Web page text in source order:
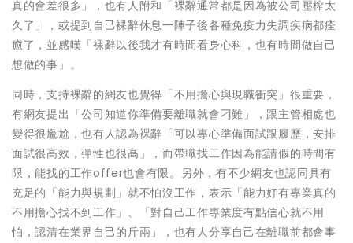
真的會差很多」，也有人附和「裸辭通常都是因為被公司壓榨太
久了」，或提到自己裸辭休息一陣子後各種免疫力失調疾病都痊
癒了，並感嘆「裸辭以後我才有時間看身心科，也有時間做自己
想做的事」。
同時，支持裸辭的網友也覺得「不用擔心與現職衝突」很重要，
有網友提出「公司知道你準備要離職就會刁難」，跟主管相處也
變得很尷尬，也有人認為裸辭「可以專心準備面試跟履歷，安排
面試很高效，彈性也很高」，而帶職找工作因為能請假的時間有
限，能找的工作offer也會有限。另外，有不少網友也認同具有
充足的「能力與規劃」就不怕沒工作，表示「能力好有專業真的
不用擔心找不到工作」、「對自己工作專業度有點信心就不用
怕，認清在業界自己的斤兩」，也有人分享自己在離職前都會事